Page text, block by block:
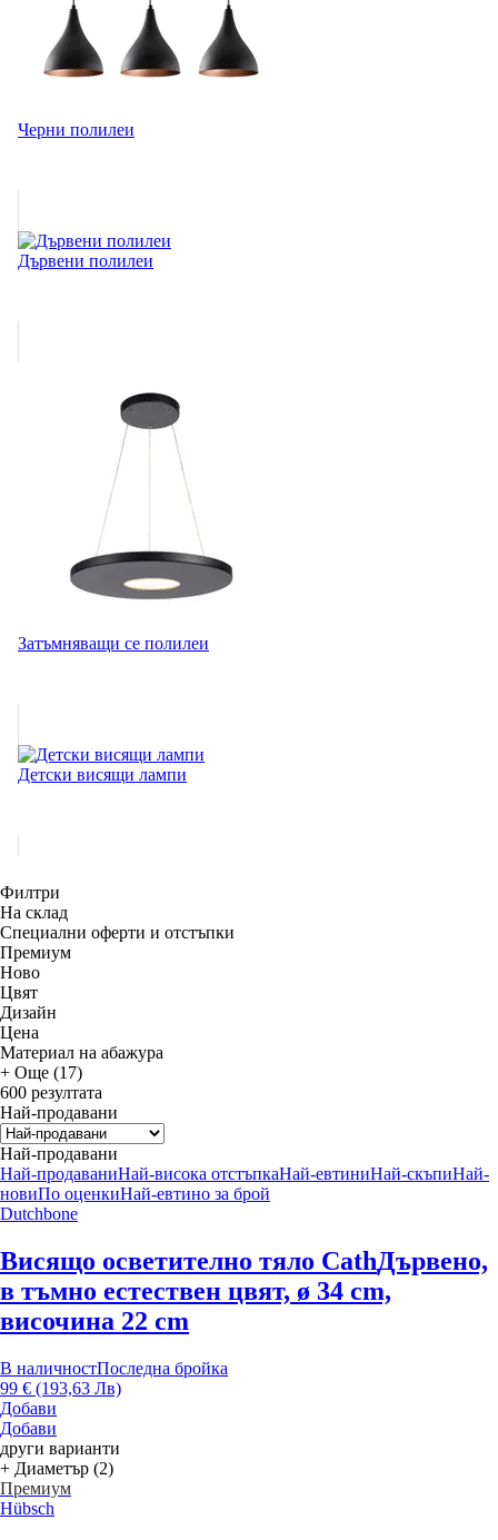
Черни полилеи
Дървени полилеи
Затъмняващи се полилеи
Детски висящи лампи
Филтри
На склад
Специални оферти и отстъпки
Премиум
Новo
Цвят
Дизайн
Цена
Материал на абажура
+ Още (17)
600 резултата
Най-продавани
Най-продавани
Най-продаваниНай-висока отстъпкаНай-евтиниНай-скъпиНай-
новиПо оценкиНай-евтино за брой
Dutchbone
Висящо осветително тяло CathДървено,
в тъмно естествен цвят, ø 34 cm,
височина 22 cm
В наличностПоследна бройка
99 € (193,63 Лв)
Добави
Добави
други варианти
+ Диаметър (2)
Премиум
Hübsch